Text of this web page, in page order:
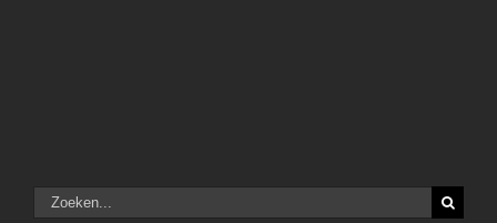
Zoeken
naar: